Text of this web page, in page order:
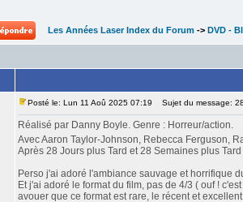
Les Années Laser Index du Forum -> DVD -
Posté le: Lun 11 Aoû 2025 07:19 Sujet du message:
Réalisé par Danny Boyle. Genre : Horreur/action.
Avec Aaron Taylor-Johnson, Rebecca Ferguson,
Après 28 Jours plus Tard et 28 Semaines plus
Perso j'ai adoré l'ambiance sauvage et horrifique
Et j'ai adoré le format du film, pas de 4/3 ( ouf !
avouer que ce format est rare, le récent et